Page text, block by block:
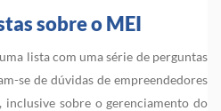
sobre o MEI
lista com uma série de perguntas
se de dúvidas de empreendedores
inclusive sobre o gerenciamento do